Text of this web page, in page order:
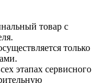
товар с
только
этапах сервисного